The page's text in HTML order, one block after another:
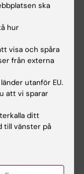
ska
hur
visa och spåra
från externa
utanför EU.
att vi sparar
ditt
till vänster på